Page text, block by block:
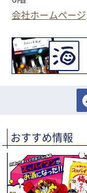
会社ホームページ
おすすめ情報